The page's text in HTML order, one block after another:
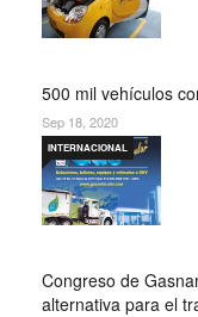
500 mil vehículos
Sep 18, 2020
Congreso de
alternativa para el
INTERNACIONAL